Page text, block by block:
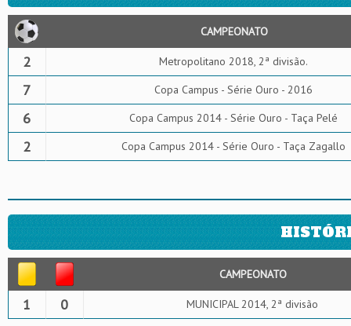
CAMPEONATO
2 Metropolitano 2018, 2ª divisão.
7 Copa Campus - Série Ouro - 2016
6 Copa Campus 2014 - Série Ouro - Taça Pelé
2 Copa Campus 2014 - Série Ouro - Taça Zagallo
CAMPEONATO
1 0 MUNICIPAL 2014, 2ª divisão